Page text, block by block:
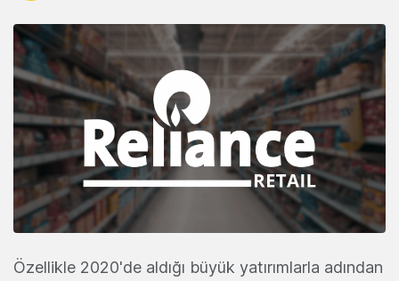
Özellikle 2020'de aldığı büyük yatırımlarla adından